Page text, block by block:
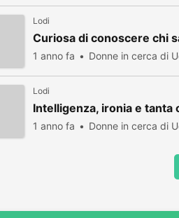
Lodi
Curiosa di conoscere chi
1 anno fa Donne in cerca di
Lodi
Intelligenza, ironia e tanta
1 anno fa Donne in cerca di